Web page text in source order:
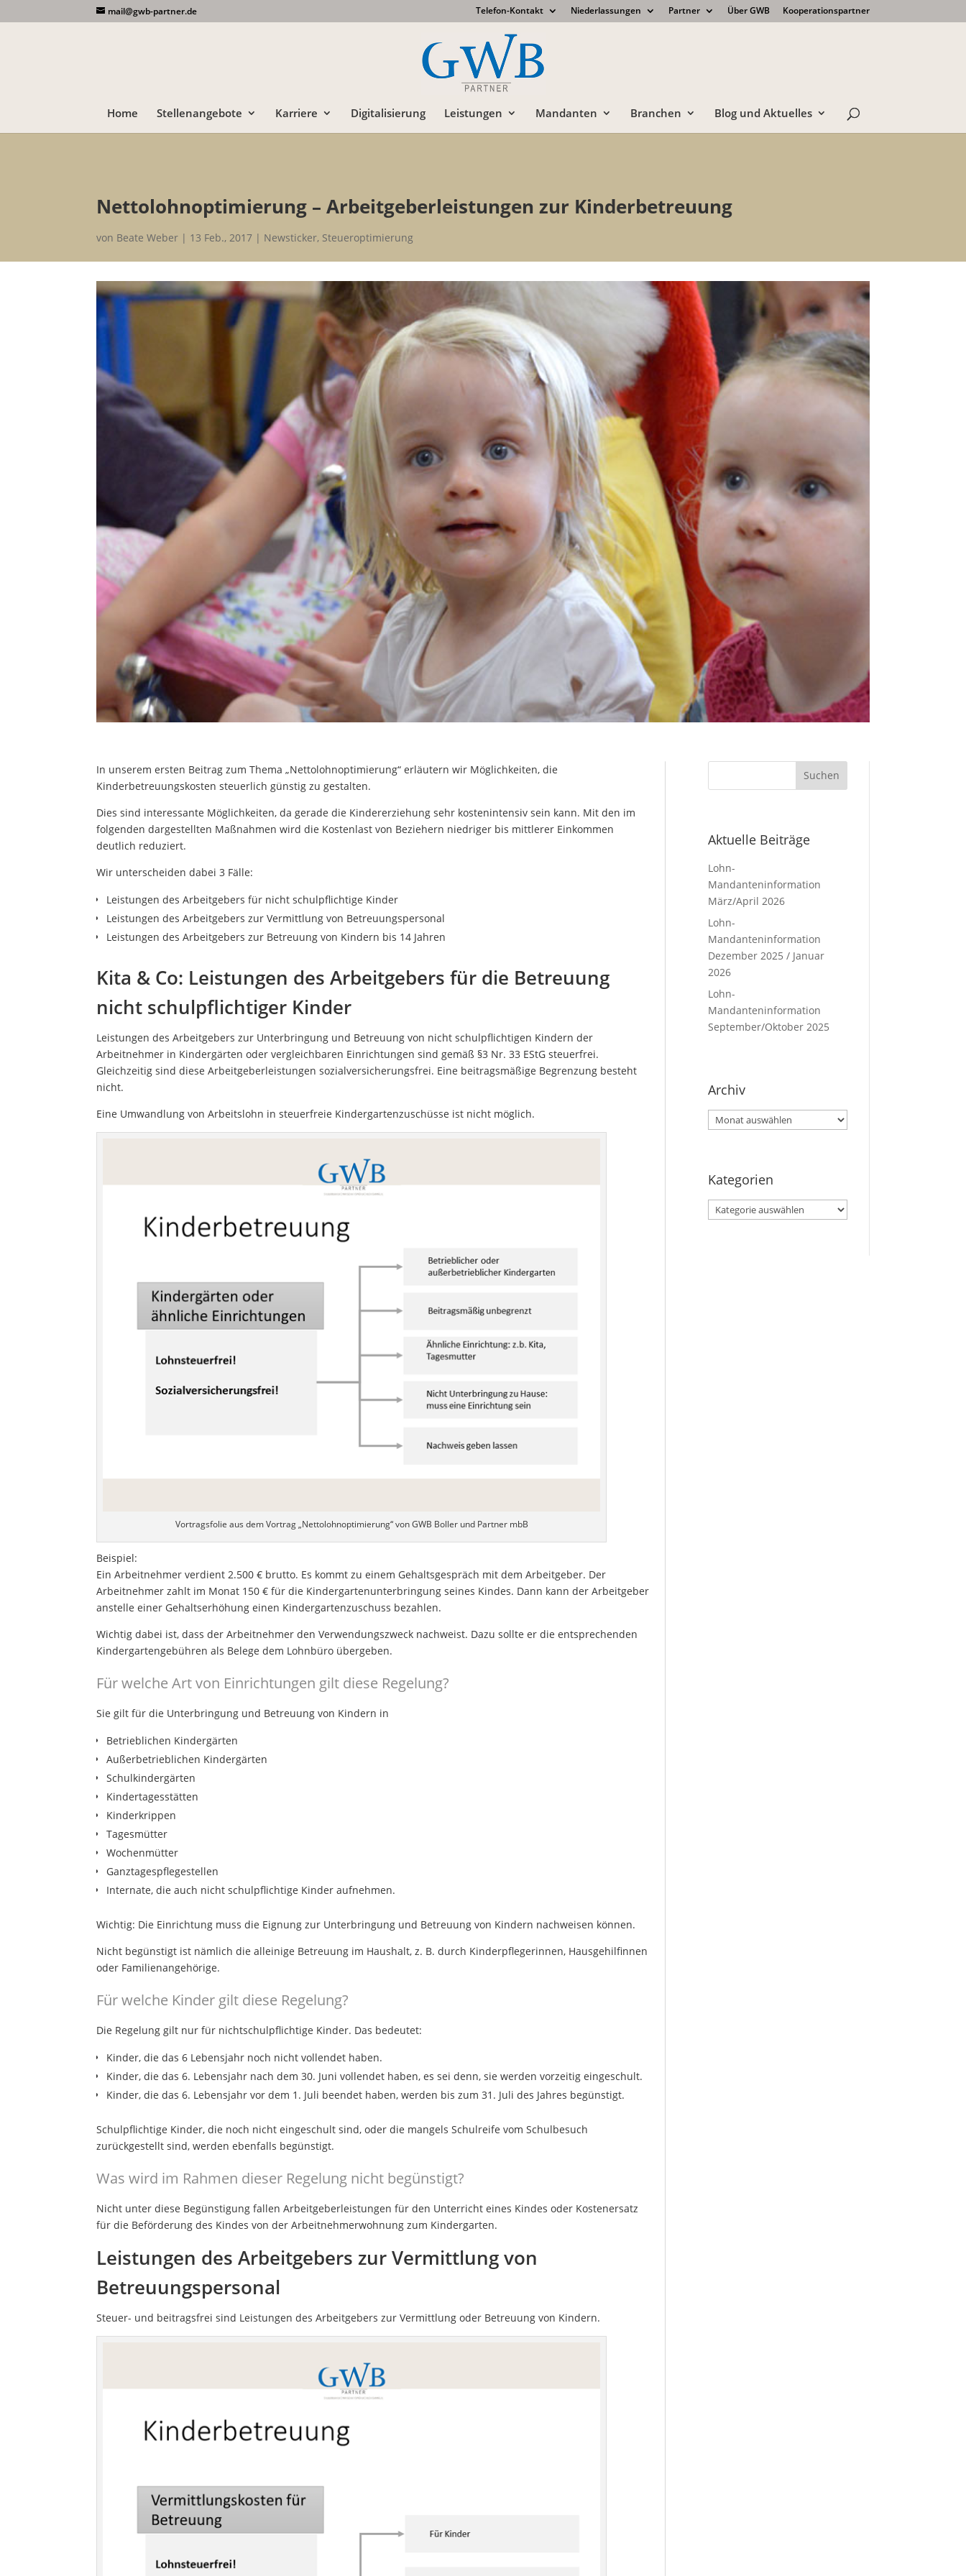
mail@gwb-partner.de Telefon-Kontakt Niederlassungen Partner Über GWB Kooperationspartner
Home Stellenangebote Karriere Digitalisierung Leistungen Mandanten Branchen Blog und Aktuelles
Nettolohnoptimierung – Arbeitgeberleistungen zur Kinderbetreuung
von Beate Weber 13 Feb., 2017 Newsticker, Steueroptimierung
In unserem ersten Beitrag zum Thema „Nettolohnoptimierung“ erläutern wir Möglichkeiten, die
Kinderbetreuungskosten steuerlich günstig zu gestalten.
Dies sind interessante Möglichkeiten, da gerade die Kindererziehung sehr kostenintensiv sein kann. Mit den im
folgenden dargestellten Maßnahmen wird die Kostenlast von Beziehern niedriger bis mittlerer Einkommen
deutlich reduziert.
Wir unterscheiden dabei 3 Fälle:
Leistungen des Arbeitgebers für nicht schulpflichtige Kinder
Leistungen des Arbeitgebers zur Vermittlung von Betreuungspersonal
Leistungen des Arbeitgebers zur Betreuung von Kindern bis 14 Jahren
Kita & Co: Leistungen des Arbeitgebers für die Betreuung
nicht schulpflichtiger Kinder
Leistungen des Arbeitgebers zur Unterbringung und Betreuung von nicht schulpflichtigen Kindern der
Arbeitnehmer in Kindergärten oder vergleichbaren Einrichtungen sind gemäß §3 Nr. 33 EStG steuerfrei.
Gleichzeitig sind diese Arbeitgeberleistungen sozialversicherungsfrei. Eine beitragsmäßige Begrenzung besteht
nicht.
Eine Umwandlung von Arbeitslohn in steuerfreie Kindergartenzuschüsse ist nicht möglich.
Vortragsfolie aus dem Vortrag „Nettolohnoptimierung“ von GWB Boller und Partner mbB
Beispiel:
Ein Arbeitnehmer verdient 2.500 € brutto. Es kommt zu einem Gehaltsgespräch mit dem Arbeitgeber. Der
Arbeitnehmer zahlt im Monat 150 € für die Kindergartenunterbringung seines Kindes. Dann kann der Arbeitgeber
anstelle einer Gehaltserhöhung einen Kindergartenzuschuss bezahlen.
Wichtig dabei ist, dass der Arbeitnehmer den Verwendungszweck nachweist. Dazu sollte er die entsprechenden
Kindergartengebühren als Belege dem Lohnbüro übergeben.
Für welche Art von Einrichtungen gilt diese Regelung?
Sie gilt für die Unterbringung und Betreuung von Kindern in
Betrieblichen Kindergärten
Außerbetrieblichen Kindergärten
Schulkindergärten
Kindertagesstätten
Kinderkrippen
Tagesmütter
Wochenmütter
Ganztagespflegestellen
Internate, die auch nicht schulpflichtige Kinder aufnehmen.
Wichtig: Die Einrichtung muss die Eignung zur Unterbringung und Betreuung von Kindern nachweisen können.
Nicht begünstigt ist nämlich die alleinige Betreuung im Haushalt, z. B. durch Kinderpflegerinnen, Hausgehilfinnen
oder Familienangehörige.
Für welche Kinder gilt diese Regelung?
Die Regelung gilt nur für nichtschulpflichtige Kinder. Das bedeutet:
Kinder, die das 6 Lebensjahr noch nicht vollendet haben.
Kinder, die das 6. Lebensjahr nach dem 30. Juni vollendet haben, es sei denn, sie werden vorzeitig eingeschult.
Kinder, die das 6. Lebensjahr vor dem 1. Juli beendet haben, werden bis zum 31. Juli des Jahres begünstigt.
Schulpflichtige Kinder, die noch nicht eingeschult sind, oder die mangels Schulreife vom Schulbesuch
zurückgestellt sind, werden ebenfalls begünstigt.
Was wird im Rahmen dieser Regelung nicht begünstigt?
Nicht unter diese Begünstigung fallen Arbeitgeberleistungen für den Unterricht eines Kindes oder Kostenersatz
für die Beförderung des Kindes von der Arbeitnehmerwohnung zum Kindergarten.
Leistungen des Arbeitgebers zur Vermittlung von
Betreuungspersonal
Steuer- und beitragsfrei sind Leistungen des Arbeitgebers zur Vermittlung oder Betreuung von Kindern.
Aktuelle Beiträge
Lohn-
Mandanteninformation
März/April 2026
Lohn-
Mandanteninformation
Dezember 2025 / Januar
2026
Lohn-
Mandanteninformation
September/Oktober 2025
Archiv
Archiv
Kategorien
Kategorien